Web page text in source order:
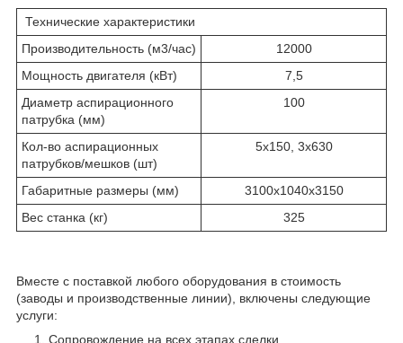
Технические характеристики
Производительность (м3/час)
12000
Мощность двигателя (кВт)
7,5
Диаметр аспирационного
патрубка (мм)
100
Кол-во аспирационных
патрубков/мешков (шт)
5х150, 3х630
Габаритные размеры (мм)
3100х1040х3150
Вес станка (кг)
325
Вместе с поставкой любого оборудования в стоимость
(заводы и производственные линии), включены следующие
услуги:
Сопровождение на всех этапах сделки